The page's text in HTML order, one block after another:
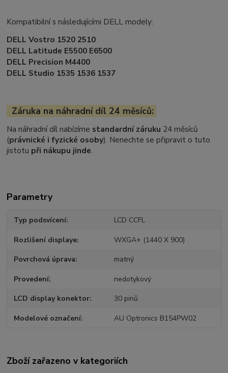
Kompatibilní s následujícími DELL modely:
DELL Vostro 1520 2510
DELL Latitude E5500 E6500
DELL Precision M4400
DELL Studio 1535 1536 1537
Záruka na náhradní díl 24 měsíců:
Na náhradní díl nabízíme standardní záruku 24 měsíců
(právnické i fyzické osoby). Nenechte se připravit o tuto
jistotu při nákupu jinde.
Parametry
Typ podsvícení LCD CCFL
Rozlišení displaye WXGA+ (1440 X 900)
Povrchová úprava matný
Provedení nedotykový
LCD display konektor 30 pinů
Modelové označení AU Optronics B154PW02
Zboží zařazeno v kategoriích